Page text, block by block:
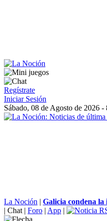
Regístrate
Iniciar Sesión
Sábado, 08 de Agosto de 2026 -
La Noción | Galicia condena la
| Chat | Foro | App |